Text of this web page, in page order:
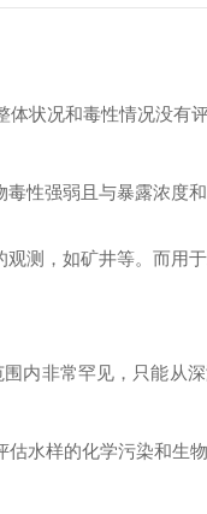
状况和毒性情况没
性强弱且与暴露浓度
测，如矿井等。而用
内非常罕见，只能从深
水样的化学污染和生物